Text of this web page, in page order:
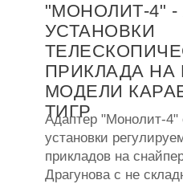
"МОНОЛИТ-4"
УСТАНОВКИ
ПРИКЛАДА НА
МОДЕЛИ
ТИГР
Адаптер "Монолит-4"
установки
прикладов на
Драгунова с не